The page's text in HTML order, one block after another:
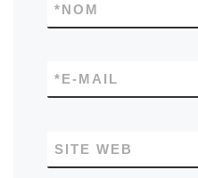
NOM
*
E-MAIL
*
SITE WEB